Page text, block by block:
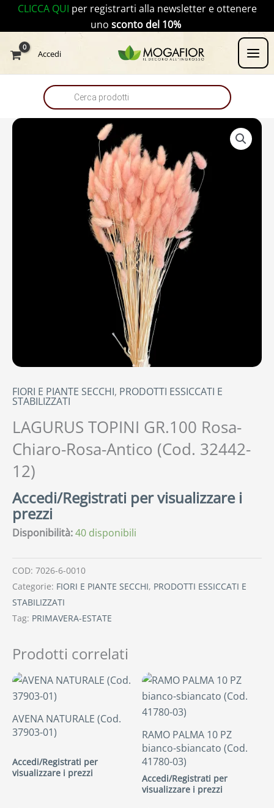
contenuto
CLICCA QUI per registrarti alla newsletter e ottenere
uno sconto del 10%
Accedi
Products
search
FIORI E PIANTE SECCHI, PRODOTTI ESSICCATI E
STABILIZZATI
LAGURUS TOPINI GR.100 Rosa-
Chiaro-Rosa-Antico (Cod. 32442-
12)
Accedi/Registrati per visualizzare i
prezzi
Disponibilità:40 disponibili
COD: 7026-6-0010
Categorie: FIORI E PIANTE SECCHI, PRODOTTI ESSICCATI E
STABILIZZATI
Tag: PRIMAVERA-ESTATE
Prodotti correlati
AVENA NATURALE (Cod.
37903-01)
Accedi/Registrati per
visualizzare i prezzi
RAMO PALMA 10 PZ
bianco-sbiancato (Cod.
41780-03)
Accedi/Registrati per
visualizzare i prezzi